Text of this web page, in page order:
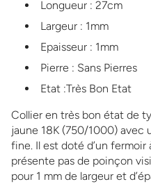
Longueur : 27cm
Largeur : 1mm
Epaisseur : 1mm
Pierre : Sans Pierres
Etat :Très Bon Etat
Collier en très bon état de
jaune 18K (750/1000) avec
fine. Il est doté d’un fermoir
présente pas de poinçon
pour 1 mm de largeur et